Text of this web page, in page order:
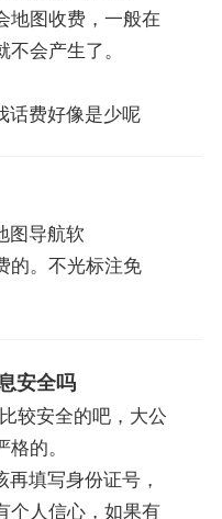
地图收费，一般在
会产生了。
话费好像是少呢
图导航软
的。不光标注免
安全吗
较安全的吧，大公
的。
填写身份证号，
个人信心，如果有